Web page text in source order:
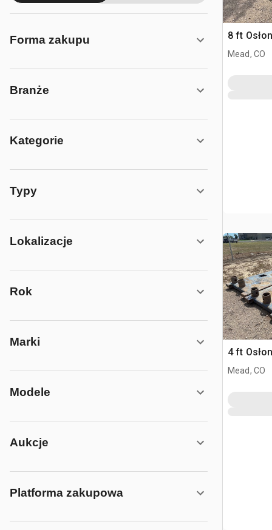
Forma zakupu
Branże
Kategorie
Typy
Lokalizacje
Rok
Marki
Modele
Aukcje
Platforma zakupowa
8 ft
Mead, CO
4 ft
Mead, CO